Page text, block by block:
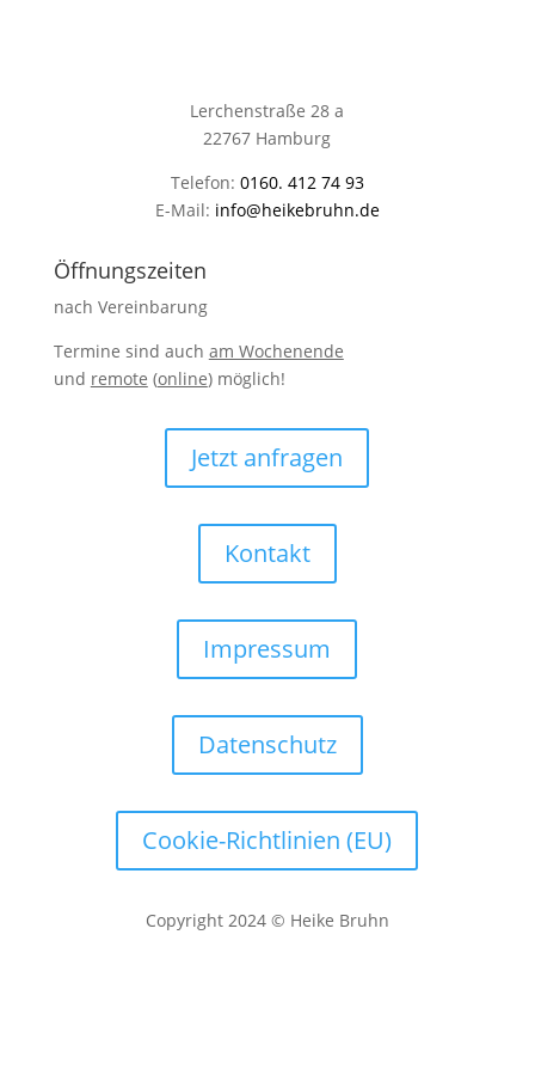
Lerchenstraße 28 a
22767 Hamburg
Telefon: 0160. 412 74 93
E-Mail: info@heikebruhn.de
Öffnungszeiten
nach Vereinbarung
Termine sind auch am Wochenende
und remote (online) möglich!
Jetzt anfragen
Kontakt
Impressum
Datenschutz
Cookie-Richtlinien (EU)
Copyright 2024 © Heike Bruhn